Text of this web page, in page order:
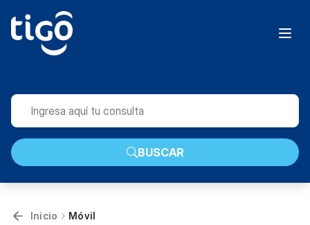
BUSCAR
Inicio Móvil